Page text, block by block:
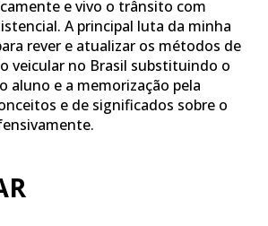
e vivo o trânsito com
A principal luta da minha
rever e atualizar os métodos de
veicular no Brasil substituindo o
aluno e a memorização pela
e de significados sobre o